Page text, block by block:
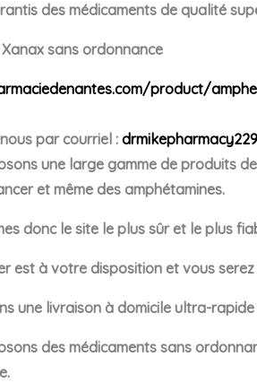
des médicaments de qualité
sans ordonnance
product/
par courriel :
une large gamme de produits
et même des amphétamines.
donc le site le plus sûr et le plus
est à votre disposition et vous
une livraison à domicile ultra-
des médicaments sans